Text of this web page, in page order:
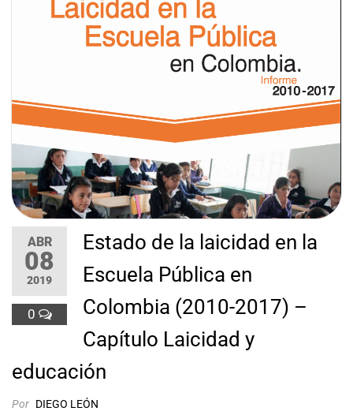
ABR
08
2019
0
Estado de la laicidad en la
Escuela Pública en
Colombia (2010-2017) –
Capítulo Laicidad y
educación
Por DIEGO LEÓN